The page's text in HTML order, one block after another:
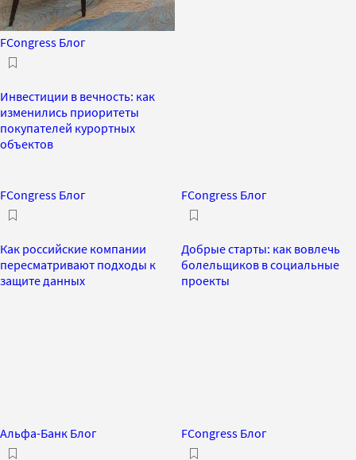
FCongress Блог
Инвестиции в вечность: как
изменились приоритеты
покупателей курортных
объектов
FCongress Блог
Как российские компании
пересматривают подходы к
защите данных
FCongress Блог
Добрые старты: как вовлечь
болельщиков в социальные
проекты
Альфа-Банк Блог FCongress Блог